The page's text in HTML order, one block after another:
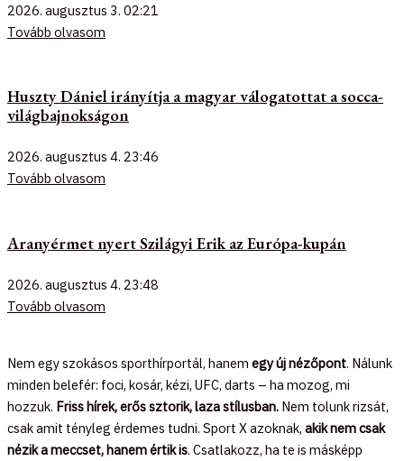
2026. augusztus 3. 02:21
Tovább olvasom
Huszty Dániel irányítja a magyar válogatottat a socca-
világbajnokságon
2026. augusztus 4. 23:46
Tovább olvasom
Aranyérmet nyert Szilágyi Erik az Európa-kupán
2026. augusztus 4. 23:48
Tovább olvasom
Nem egy szokásos sporthírportál, hanem egy új nézőpont. Nálunk
minden belefér: foci, kosár, kézi, UFC, darts – ha mozog, mi
hozzuk. Friss hírek, erős sztorik, laza stílusban. Nem tolunk rizsát,
csak amit tényleg érdemes tudni. Sport X azoknak, akik nem csak
nézik a meccset, hanem értik is. Csatlakozz, ha te is másképp